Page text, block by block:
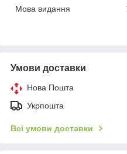
Мова видання
Умови доставки
Нова Пошта
Укрпошта
Всі умови доставки